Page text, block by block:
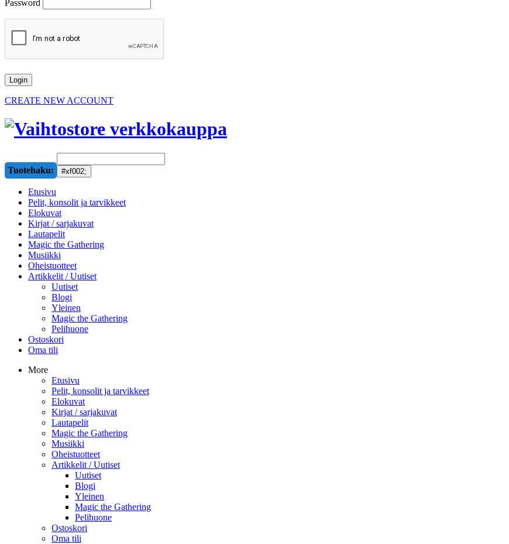
Password
CREATE NEW ACCOUNT
Tuotehaku:
Etusivu
Pelit, konsolit ja tarvikkeet
Elokuvat
Kirjat / sarjakuvat
Lautapelit
Magic the Gathering
Musiikki
Oheistuotteet
Artikkelit / Uutiset
Uutiset
Blogi
Yleinen
Magic the Gathering
Pelihuone
Ostoskori
Oma tili
More
Etusivu
Pelit, konsolit ja tarvikkeet
Elokuvat
Kirjat / sarjakuvat
Lautapelit
Magic the Gathering
Musiikki
Oheistuotteet
Artikkelit / Uutiset
Uutiset
Blogi
Yleinen
Magic the Gathering
Pelihuone
Ostoskori
Oma tili